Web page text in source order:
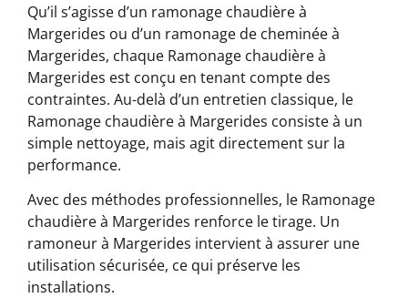
Qu’il s’agisse d’un ramonage chaudière à
Margerides ou d’un ramonage de cheminée à
Margerides, chaque Ramonage chaudière à
Margerides est conçu en tenant compte des
contraintes. Au-delà d’un entretien classique, le
Ramonage chaudière à Margerides consiste à un
simple nettoyage, mais agit directement sur la
performance.
Avec des méthodes professionnelles, le Ramonage
chaudière à Margerides renforce le tirage. Un
ramoneur à Margerides intervient à assurer une
utilisation sécurisée, ce qui préserve les
installations.